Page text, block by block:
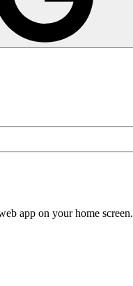
app on your home screen.